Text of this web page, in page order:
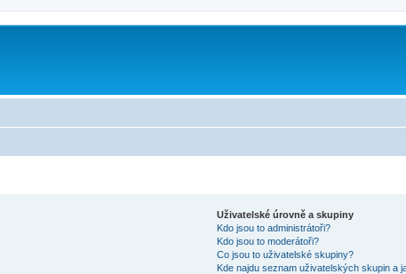
Uživatelské úrovně a skupiny
Kdo jsou to administrátoři?
Kdo jsou to moderátoři?
Co jsou to uživatelské skupiny?
Kde najdu seznam uživatelských skupin a